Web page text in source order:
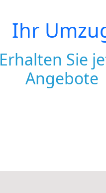
Ihr
Erhalten Sie
Angebote